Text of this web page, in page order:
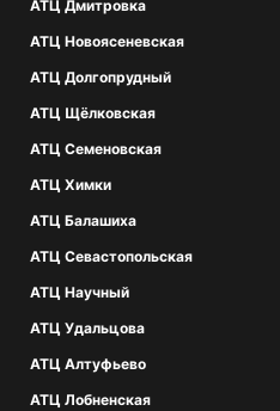
АТЦ Дмитровка
АТЦ Новоясеневская
АТЦ Долгопрудный
АТЦ Щёлковская
АТЦ Семеновская
АТЦ Химки
АТЦ Балашиха
АТЦ Севастопольская
АТЦ Научный
АТЦ Удальцова
АТЦ Алтуфьево
АТЦ Лобненская